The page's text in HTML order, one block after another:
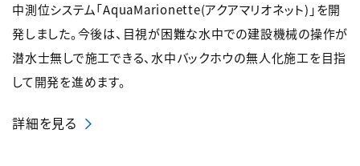
中測位システム「AquaMarionette(アクアマリオネット)」を開
発しました。今後は、目視が困難な水中での建設機械の操作が
潜水士無しで施工できる、水中バックホウの無人化施工を目指
して開発を進めます。
詳細を見る